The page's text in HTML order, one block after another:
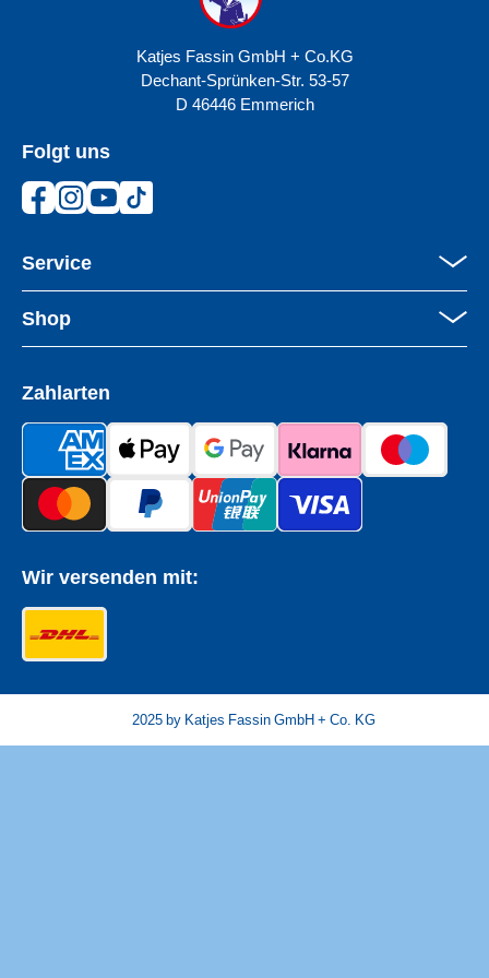
Katjes Fassin GmbH + Co.KG
Dechant-Sprünken-Str. 53-57
D 46446 Emmerich
Folgt uns
Facebook
Instagram
YouTube
TikTok
Service
Shop
Zahlarten
Wir versenden mit:
© 2025 by Katjes Fassin GmbH + Co. KG